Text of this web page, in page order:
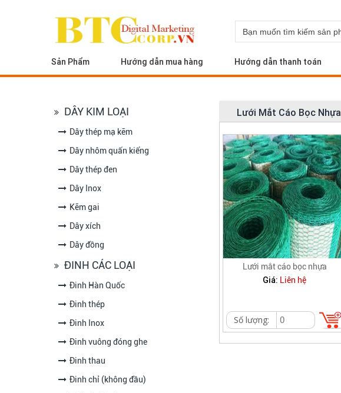
Sản Phẩm Hướng dẫn mua hàng Hướng dẫn thanh toán
DÂY KIM LOẠI
Dây thép mạ kẽm
Dây nhôm quấn kiểng
Dây thép đen
Dây Inox
Kẽm gai
Dây xích
Dây đồng
ĐINH CÁC LOẠI
Đinh Hàn Quốc
Đinh thép
Đinh Inox
Đinh vuông đóng ghe
Đinh thau
Đinh chỉ (không đầu)
Lưới Mắt Cáo Bọc Nhựa
Lưới mắt cáo bọc nhựa
Giá: Liên hệ
Số lượng: